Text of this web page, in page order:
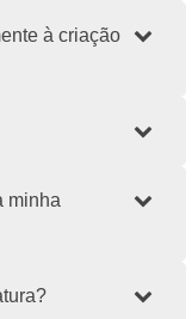
à criação
minha